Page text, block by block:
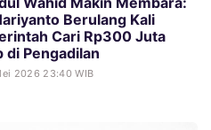
Berulang Kali
Cari Rp300 Juta
di Pengadilan
2026 23:40 WIB